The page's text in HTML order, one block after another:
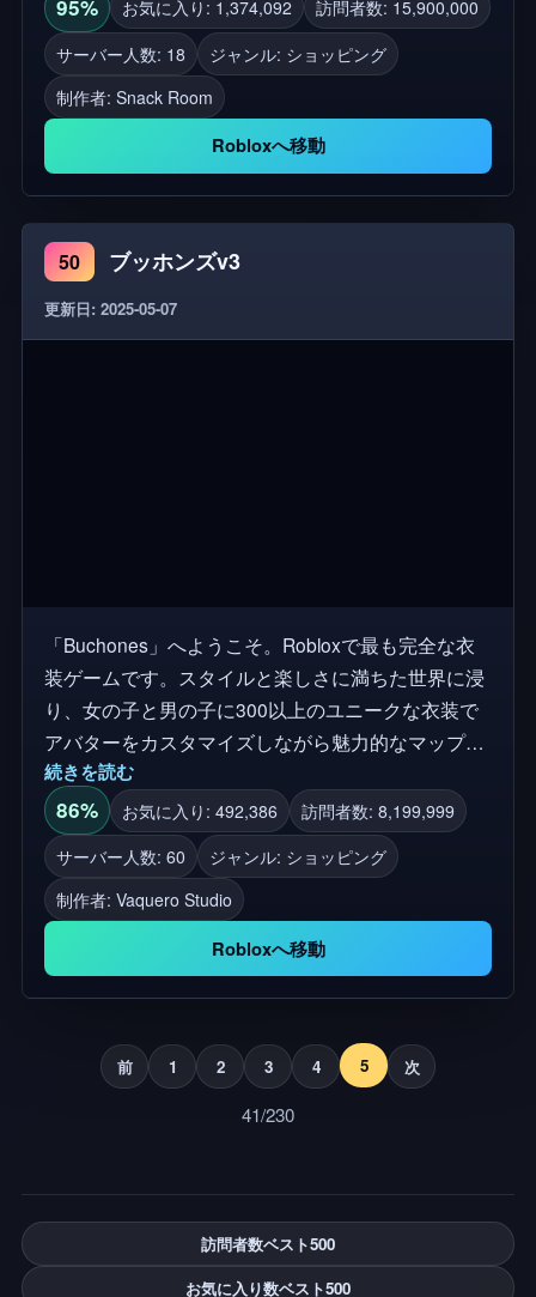
たり、新しい友達を作ったり ⚠️ トランザクション
と収益は、作成したUGCの売却によって生成され、
収益がクレジットされるまで最大1週間かかること
があります。ゲーム内で表示されるRobuxの金額
は、売却時に設定された価格に相当しますが、
Roblox税金のために実際の収益が減少する可能性が
あることを覚えておいてください。待機中のRobux
を追跡するには、取引履歴をここで見ることができ
ます:https://www.roblox.com/transactions 👕 チップジ
ャーの販売を開始するためのTシャツを作成するに
95% お気に入り: 1,374,092
訪問者数: 15,900,000
サーバー人数: 18
ジャンル: ショッピング
制作者: Snack Room
Robloxへ移動
50 ブッホンズv3
更新日: 2025-05-07
「Buchones」へようこそ。Robloxで最も完全な衣
装ゲームです。スタイルと楽しさに満ちた世界に浸
り、女の子と男の子に300以上のユニークな衣装で
アバターをカスタマイズしながら魅力的なマップを
探検することができます。 ⭐ 最高の衣装システムを
発見し、経験が比類のないものになるように完全に
最適化されています。 ⭐ ゲームの活気あふれる雰囲
気の中で発見し沈めるコーナーを備えた広大なマッ
プを探検しましょう。 ⭐ あなたの好きな服を購入し
て、Robloxのインベントリはあなたのユニークなス
タイルを反映します! 「Buchones」は単なるゲーム
ではなく、ロールプレイ、パーティー、そして無限
からインスパイアされた衣装。 🌟タグ: #Buchones
#ModaEnRoblox #ロールプレイ #FiestaRoblox
#Estilo #Outfits #Exploracion #Eventos #RP
#Alucines #Vibe #Salon #Bal #Mexico #RZR #Miedo
#West #JuegoCompleto #300Outfits
続きを読む
86% お気に入り: 492,386
訪問者数: 8,199,999
サーバー人数: 60
ジャンル: ショッピング
制作者: Vaquero Studio
Robloxへ移動
前 1 2 3 4 5 次
41/230
訪問者数ベスト500
お気に入り数ベスト500